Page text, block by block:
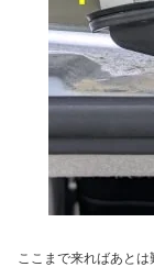
ここまで来ればあと